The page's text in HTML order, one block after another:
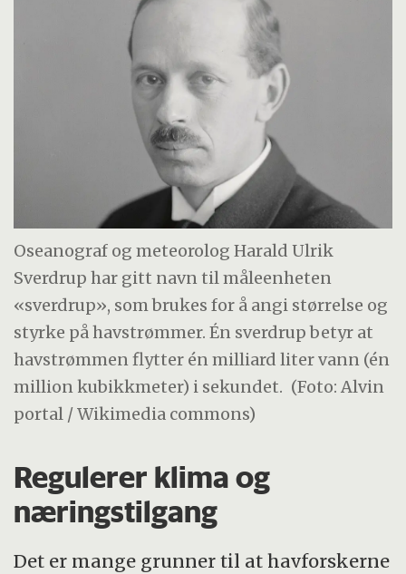
Oseanograf og meteorolog Harald Ulrik
Sverdrup har gitt navn til måleenheten
«sverdrup», som brukes for å angi størrelse og
styrke på havstrømmer. Én sverdrup betyr at
havstrømmen flytter én milliard liter vann (én
million kubikkmeter) i sekundet. (Foto: Alvin
portal / Wikimedia commons)
Regulerer klima og
næringstilgang
Det er mange grunner til at havforskerne